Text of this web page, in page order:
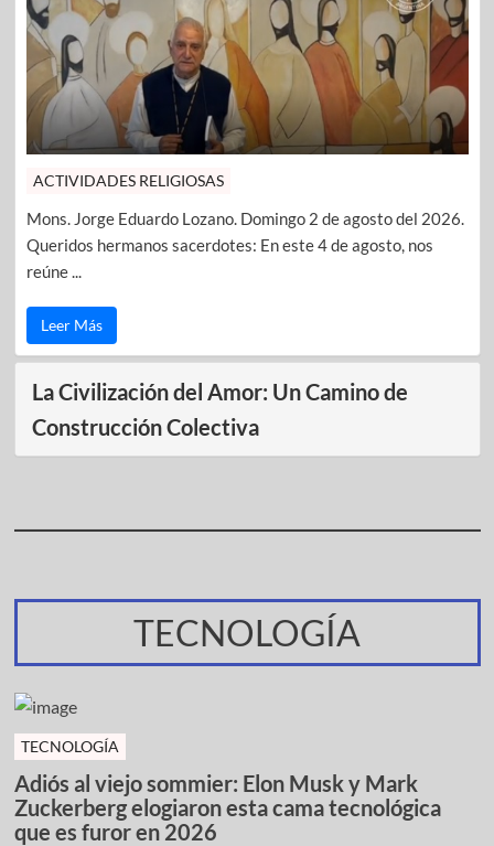
ACTIVIDADES RELIGIOSAS
Mons. Jorge Eduardo Lozano. Domingo 2 de agosto del 2026.
Queridos hermanos sacerdotes: En este 4 de agosto, nos
reúne ...
Leer Más
La Civilización del Amor: Un Camino de
Construcción Colectiva
TECNOLOGÍA
TECNOLOGÍA
Adiós al viejo sommier: Elon Musk y Mark
Zuckerberg elogiaron esta cama tecnológica
que es furor en 2026